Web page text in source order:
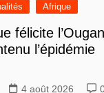
Afrique
félicite
l’épidémie
4 août 2026